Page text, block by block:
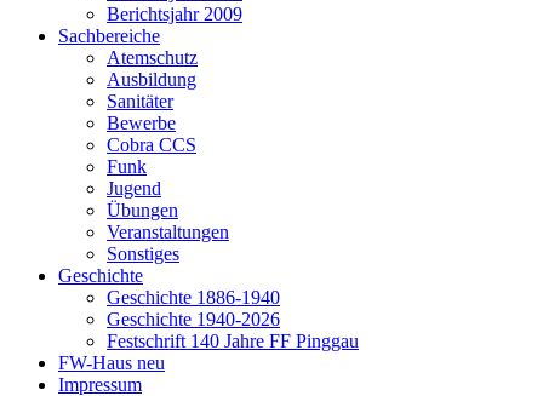
Berichtsjahr 2009
Sachbereiche
Atemschutz
Ausbildung
Sanitäter
Bewerbe
Cobra CCS
Funk
Jugend
Übungen
Veranstaltungen
Sonstiges
Geschichte
Geschichte 1886-1940
Geschichte 1940-2026
Festschrift 140 Jahre FF Pinggau
FW-Haus neu
Impressum